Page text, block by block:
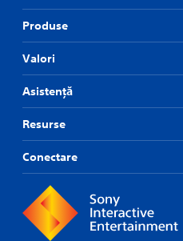
Produse
Valori
Asistență
Resurse
Conectare